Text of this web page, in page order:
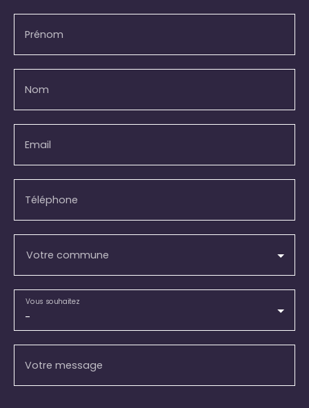
Prénom
Nom
Email
Téléphone
Votre commune
-
Vous souhaitez
Votre message